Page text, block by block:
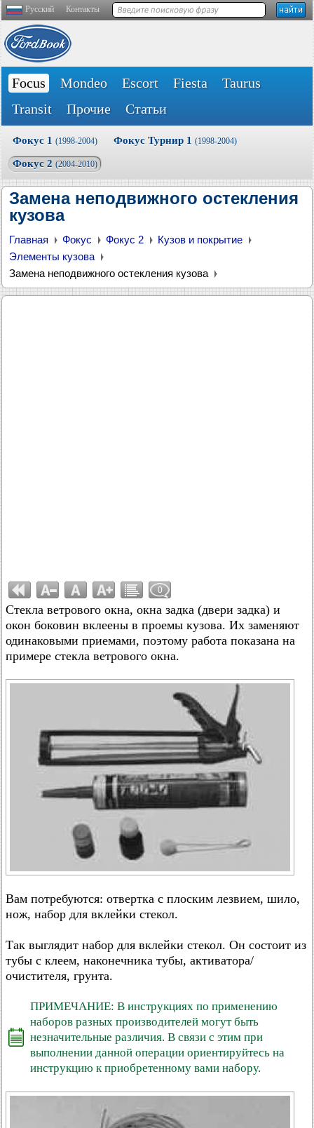
Русский Контакты
Focus Mondeo Escort Fiesta
Taurus
Transit
Прочие Статьи
Фокус 1 (1998-2004) Фокус Турнир 1 (1998-2004)
Фокус 2 (2004-2010)
Замена неподвижного остекления
кузова
Главная Фокус Фокус 2
Кузов и покрытие
Элементы кузова
Замена неподвижного остекления кузова
0
Стекла ветрового окна, окна задка (двери задка) и
окон боковин вклеены в проемы кузова. Их заменяют
одинаковыми приемами, поэтому работа показана на
примере стекла ветрового окна.
Вам потребуются: отвертка с плоским лезвием, шило,
нож, набор для вклейки стекол.
Так выглядит набор для вклейки стекол. Он состоит из
тубы с клеем, наконечника тубы, активатора/
очистителя, грунта.
ПРИМЕЧАНИЕ: В инструкциях по применению
наборов разных производителей могут быть
незначительные различия. В связи с этим при
выполнении данной операции ориентируйтесь на
инструкцию к приобретенному вами набору.